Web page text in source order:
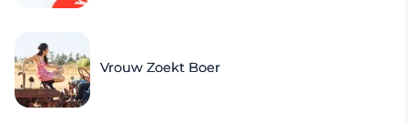
Vrouw Zoekt Boer